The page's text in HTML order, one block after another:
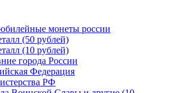
монеты россии
(50 рублей)
(10 рублей)
города России
Федерация
РФ